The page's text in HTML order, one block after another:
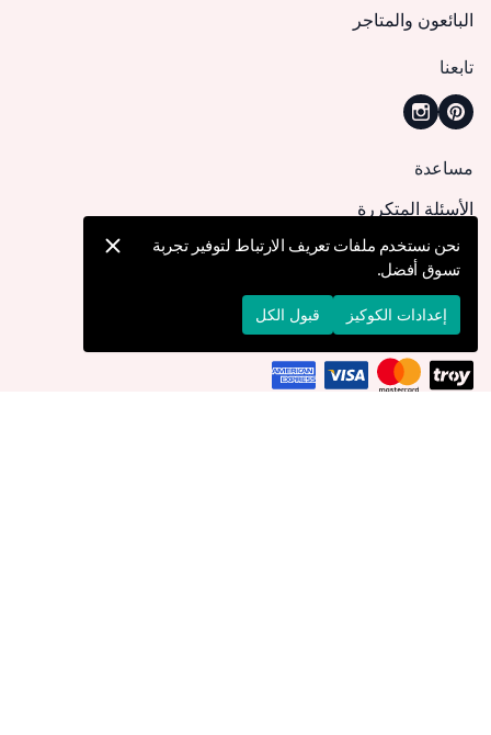
البائعون والمتاجر
تابعنا
مساعدة
الأسئلة المتكررة
كيف يمكنني تقديم طلب؟
الشحن والتوصيل
الإرجاع والإلغاء
نحن نستخدم ملفات تعريف الارتباط لتوفير تجربة
تسوق أفضل.
إعدادات الكوكيز قبول الكل